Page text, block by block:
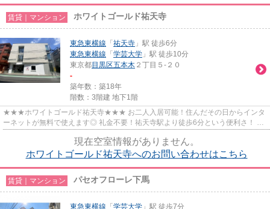
賃貸｜マンション ホワイトゴールド祐天寺
東急東横線 「 祐天寺 」駅 徒歩6分
東急東横線 「 学芸大学 」駅 徒歩10分
東京都目黒区五本木 ２丁目５-２０
-
築年数：築18年
階数：3階建 地下1階
★★★ホワイトゴールド祐天寺★★★ お二人入居可能！住んだその日からインタ
ーネットが無料で使えます◎ 礼金不要！祐天寺駅より徒歩6分という便利さ！ 防
現在空室情報がありません。
ホワイトゴールド祐天寺へのお問い合わせはこちら
賃貸｜マンション パセオフローレ下馬
東急東横線 「 学芸大学 」駅 徒歩7分